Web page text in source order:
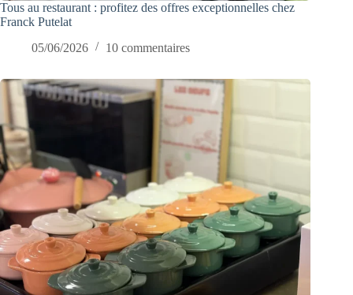
Tous au restaurant : profitez des offres exceptionnelles chez
Franck Putelat
05/06/2026
10 commentaires